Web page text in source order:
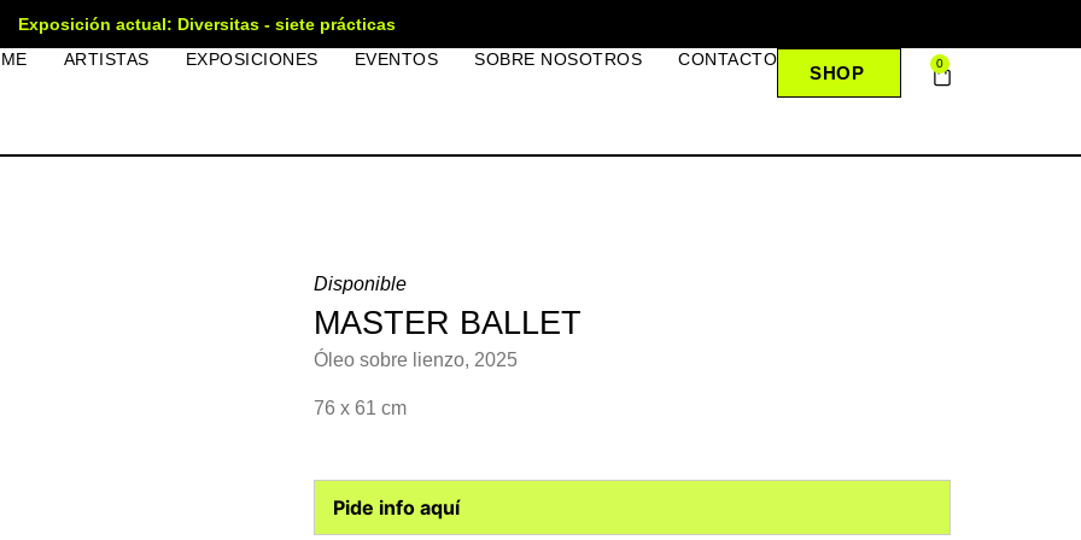
Exposición actual: Diversitas - siete prácticas
ARTISTAS EXPOSICIONES EVENTOS SOBRE NOSOTROS CONTACTO
SHOP 0
Disponible
MASTER BALLET
Óleo sobre lienzo, 2025
76 x 61 cm
Pide info aquí